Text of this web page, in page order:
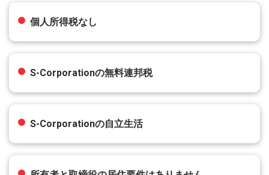
個人所得税なし
S-Corporationの無料連邦税
S-Corporationの自立生活